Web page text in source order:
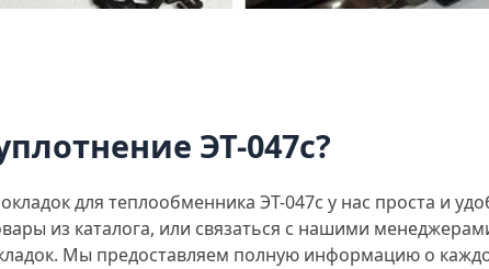
ЭТ-047с?
для теплообменника ЭТ-047с у нас проста и
из каталога, или связаться с нашими
Мы предоставляем полную информацию о